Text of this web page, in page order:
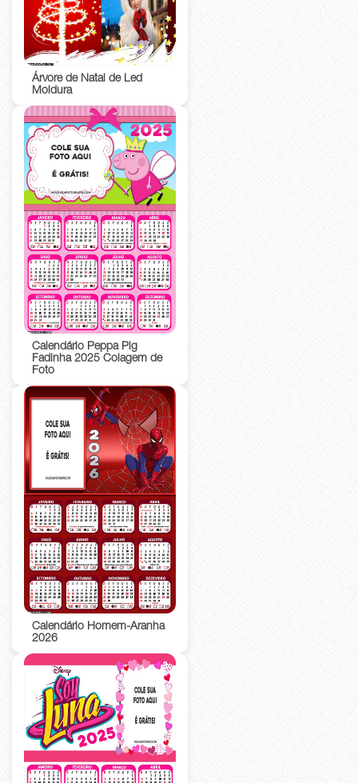
Árvore de Natal de Led
Moldura
Calendário Peppa Pig
Fadinha 2025 Colagem de
Foto
Calendário Homem-Aranha
2026